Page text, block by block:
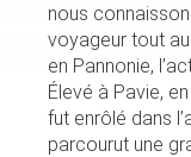
nous
voyageur tout
en Pannonie,
Élevé à Pavie,
fut enrôlé dans
parcourut une